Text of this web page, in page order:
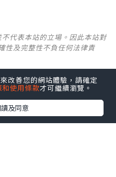
代表本站的立場。因此本站對
性及完整性不負任何法律責
社群創作有價企劃》
美食丶親子丶寵物丶扮靚
善您的網站體驗，請確定
和使用條款才可繼續瀏覽。
及同意